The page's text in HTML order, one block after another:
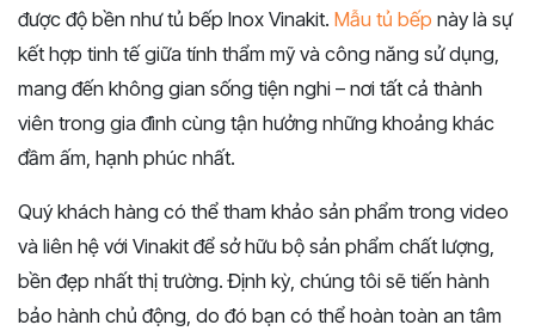
được độ bền như tủ bếp Inox Vinakit. Mẫu tủ bếp này là sự
kết hợp tinh tế giữa tính thẩm mỹ và công năng sử dụng,
mang đến không gian sống tiện nghi – nơi tất cả thành
viên trong gia đình cùng tận hưởng những khoảng khác
đầm ấm, hạnh phúc nhất.
Quý khách hàng có thể tham khảo sản phẩm trong video
và liên hệ với Vinakit để sở hữu bộ sản phẩm chất lượng,
bền đẹp nhất thị trường. Định kỳ, chúng tôi sẽ tiến hành
bảo hành chủ động, do đó bạn có thể hoàn toàn an tâm